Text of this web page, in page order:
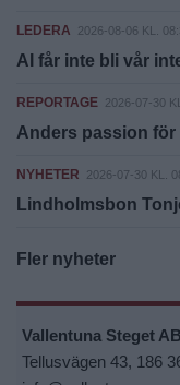
LEDERA 2026-08-06 KL.
AI får inte bli vår
REPORTAGE 2026-07-30
Anders passion för
NYHETER 2026-07-30 KL.
Lindholmsbon
Fler nyheter
Vallentuna Steget AB
Tellusvägen 43, 186